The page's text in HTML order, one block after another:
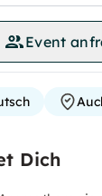
Event
Dich